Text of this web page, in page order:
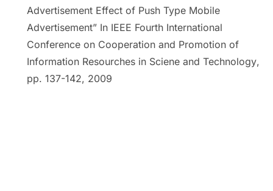
Advertisement Effect of Push Type Mobile
Advertisement” In IEEE Fourth International
Conference on Cooperation and Promotion of
Information Resourches in Sciene and Technology,
pp. 137-142, 2009